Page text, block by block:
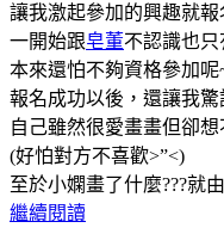
讓我激起參加的興趣就報
一開始跟皂董不認識也只
本來還怕不夠資格參加呢
報名成功以後，還讓我
自己雖然很愛畫畫但卻
(好怕對方不喜歡>”<)
至於小嫻畫了什麼???就由
繼續閱讀